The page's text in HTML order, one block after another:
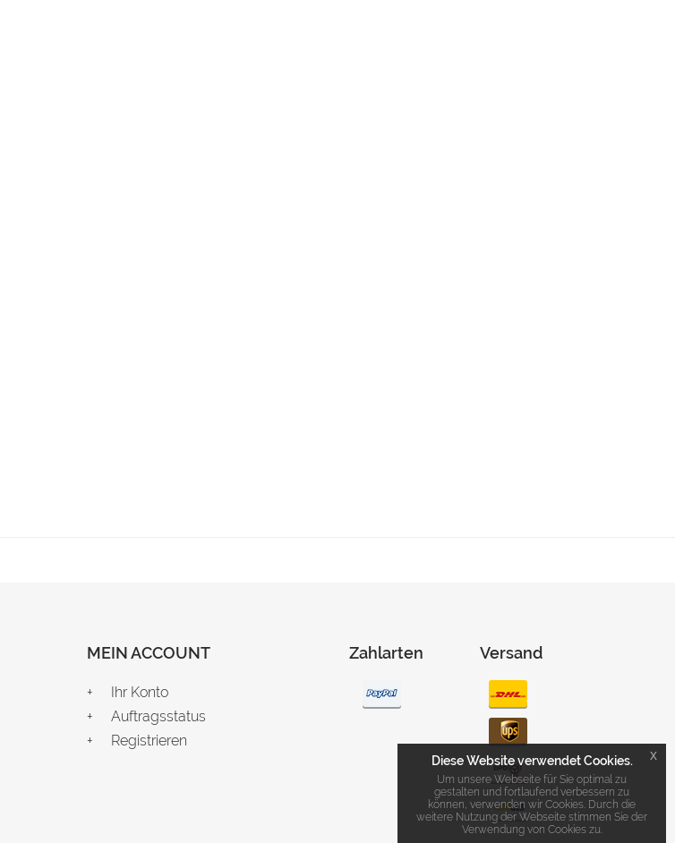
MEIN ACCOUNT
Ihr Konto
Auftragsstatus
Registrieren
Zahlarten Versand
Diese Website verwendet Cookies.
Um unsere Webseite für Sie optimal zu
gestalten und fortlaufend verbessern zu
können, verwenden wir Cookies. Durch die
weitere Nutzung der Webseite stimmen Sie der
Verwendung von Cookies zu.
x